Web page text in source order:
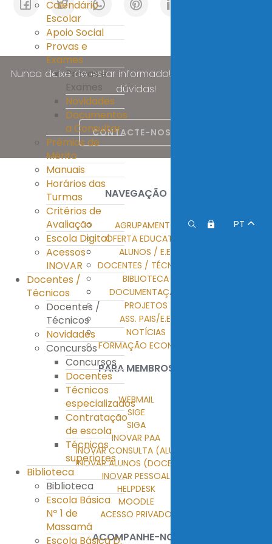
Calendário
Escolar
Apoio Social
Provas e
Exames
Provas e
Exames
Novidades
Documentos
a Consultar
Prémios de
Mérito
Manuais
Horários das
Turmas
Critérios de
Avaliação
Escola Digital
Acessos
INOVAR
Docentes /
Técnicos
Docentes /
Técnicos
Novidades
Concursos
Concursos
Docentes
Técnicos
especializados
Contratação
de escola
Técnicos
superiores
Biblioteca
Biblioteca
Escola Básica
Nº 1 de
Massamá
Escola Básica D.
PT
Nunca deixe de estar informado! Esclareça as suas
dúvidas!
CONTACTE-NOS
NAVEGAÇÃO
AGRUPAMENTO
OFERTA EDUCATIVA
ALUNOS / E.E.
DOCENTES / TÉCNICOS
BIBLIOTECA
DOCUMENTAÇÃO
PROJETOS
ASS. PAIS/E.E.
NOTÍCIAS
FORMAÇÃO ECONTENT
PARA MEMBROS
WEBMAIL
SIGE
SIGA
INOVAR PAA
INOVAR CONSULTA (ALUNOS)
INOVAR ALUNOS (DOCENTES)
INOVAR PESSOAL
HELPDESK
MOODLE
ACESSO PRIVADO
ACOMPANHE-NOS